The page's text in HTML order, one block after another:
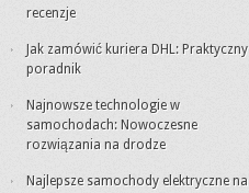
recenzje
Jak zamówić kuriera DHL: Praktyczny
poradnik
Najnowsze technologie w
samochodach: Nowoczesne
rozwiązania na drodze
Najlepsze samochody elektryczne na